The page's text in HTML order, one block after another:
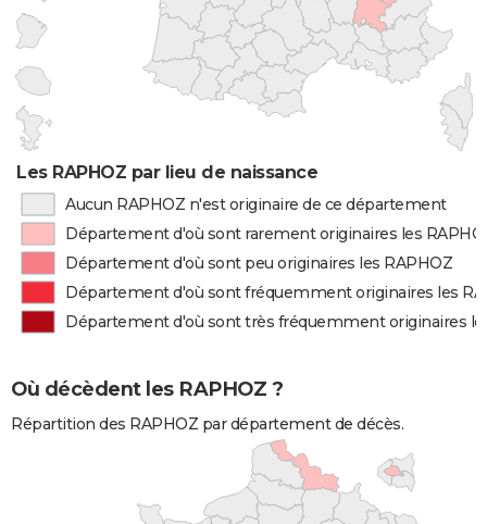
Les RAPHOZ par lieu de naissance
Aucun RAPHOZ n'est originaire de ce département
Département d'où sont rarement originaires les
Département d'où sont peu originaires les RAPHOZ
Département d'où sont fréquemment originaires les
Département d'où sont très fréquemment originaires
Où décèdent les RAPHOZ ?
Répartition des RAPHOZ par département de décès.